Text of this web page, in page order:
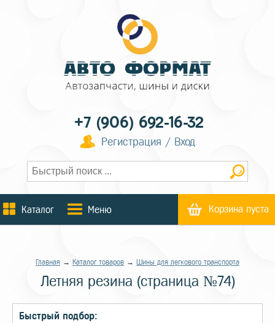
+7 (906) 692-16-32
Регистрация / Вход
Каталог Меню Корзина пуста
Главная → Каталог товаров → Шины для легкового транспорта
Летняя резина (страница №74)
Быстрый подбор: